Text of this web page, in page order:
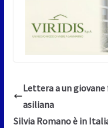
Lettera a un
asiliana
Silvia Romano è in